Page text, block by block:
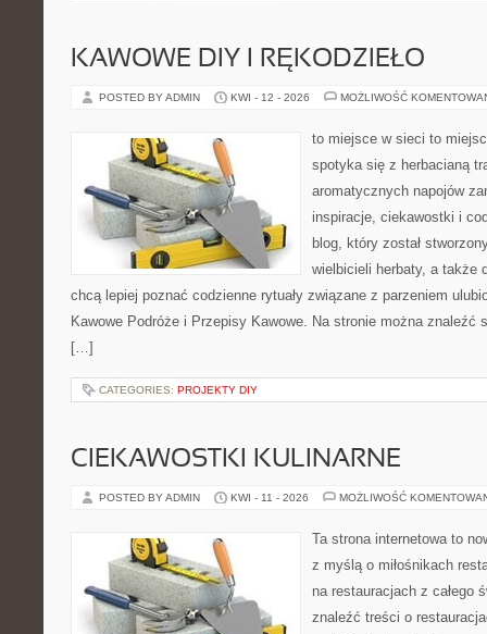
KAWOWE DIY I RĘKODZIEŁO
POSTED BY ADMIN KWI - 12 - 2026 MOŻLIWOŚĆ
to miejsce w sieci to
spotyka się z herbacianą
aromatycznych napojów
inspiracje, ciekawostki i
blog, który został
wielbicieli herbaty, a także
chcą lepiej poznać codzienne rytuały związane z parzeniem
Kawowe Podróże i Przepisy Kawowe. Na stronie można znaleźć
[…]
CATEGORIES: PROJEKTY DIY
CIEKAWOSTKI KULINARNE
POSTED BY ADMIN KWI - 11 - 2026 MOŻLIWOŚĆ
Ta strona internetowa to
z myślą o miłośnikach
na restauracjach z całego
znaleźć treści o